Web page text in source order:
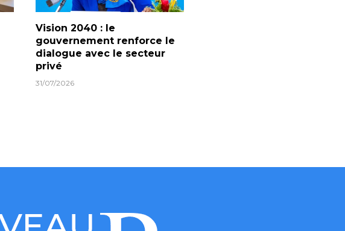
Vision 2040 : le
gouvernement renforce le
dialogue avec le secteur
privé
31/07/2026